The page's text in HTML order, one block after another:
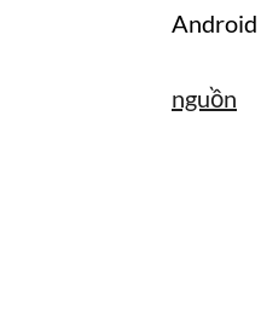
Android
nguồn